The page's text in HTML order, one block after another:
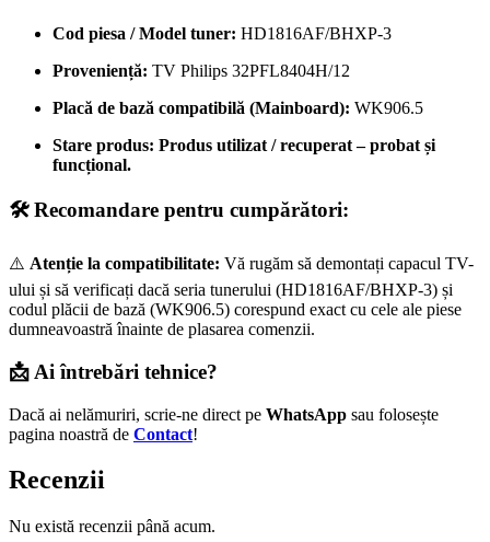
Cod piesa / Model tuner: HD1816AF/BHXP-3
Proveniență: TV Philips 32PFL8404H/12
Placă de bază compatibilă (Mainboard): WK906.5
Stare produs: Produs utilizat / recuperat – probat și
funcțional.
🛠️ Recomandare pentru cumpărători:
⚠️ Atenție la compatibilitate: Vă rugăm să demontați capacul TV-
ului și să verificați dacă seria tunerului (HD1816AF/BHXP-3) și
codul plăcii de bază (WK906.5) corespund exact cu cele ale piese
dumneavoastră înainte de plasarea comenzii.
📩 Ai întrebări tehnice?
Dacă ai nelămuriri, scrie-ne direct pe WhatsApp sau folosește
pagina noastră de Contact!
Recenzii
Nu există recenzii până acum.